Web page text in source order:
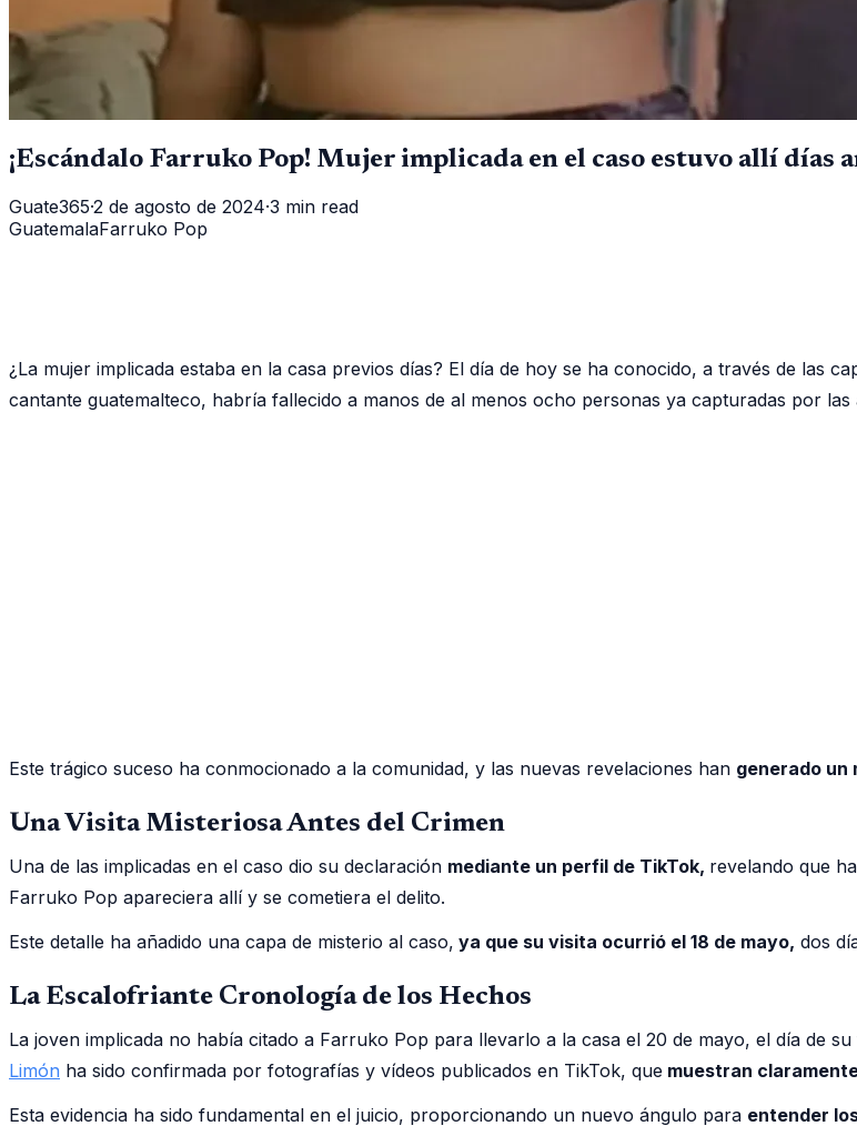
¡Escándalo Farruko Pop! Mujer implicada en el caso estuvo allí días
Guate365·2 de agosto de 2024·3 min read
GuatemalaFarruko Pop
¿La mujer implicada estaba en la casa previos días? El día de hoy se ha conocido, a través de las
cantante guatemalteco, habría fallecido a manos de al menos ocho personas ya capturadas por las
Este trágico suceso ha conmocionado a la comunidad, y las nuevas revelaciones han generado un
Una Visita Misteriosa Antes del Crimen
Una de las implicadas en el caso dio su declaración mediante un perfil de TikTok, revelando que
Farruko Pop apareciera allí y se cometiera el delito.
Este detalle ha añadido una capa de misterio al caso, ya que su visita ocurrió el 18 de mayo, dos
La Escalofriante Cronología de los Hechos
La joven implicada no había citado a Farruko Pop para llevarlo a la casa el 20 de mayo, el día de
Limón ha sido confirmada por fotografías y vídeos publicados en TikTok, que muestran
Esta evidencia ha sido fundamental en el juicio, proporcionando un nuevo ángulo para entender